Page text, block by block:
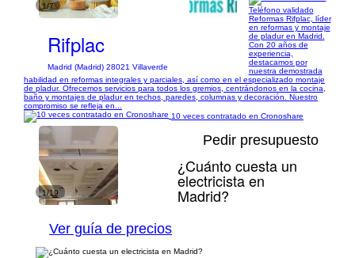
1/7
Rifplac
Madrid (Madrid) 28021 Villaverde
Teléfono validado
Reformas Rifplac, líder
en reformas y montaje
de pladur en Madrid.
Con 20 años de
experiencia,
destacamos por
nuestra demostrada
habilidad en reformas integrales y parciales, así como en el especializado montaje
de pladur. Ofrecemos servicios para todos los gremios, centrándonos en la cocina,
baño y montajes de pladur en techos, paredes, columnas y decoración. Nuestro
compromiso se refleja en...
10 veces contratado en Cronoshare
1/19
Pedir presupuesto
¿Cuánto cuesta un
electricista en
Madrid?
Ver guía de precios